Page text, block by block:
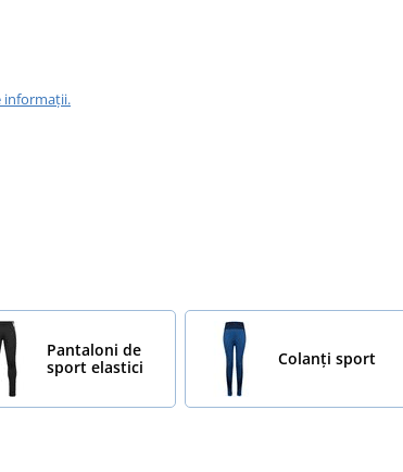
informații.
Pantaloni de
sport elastici
Colanți sport